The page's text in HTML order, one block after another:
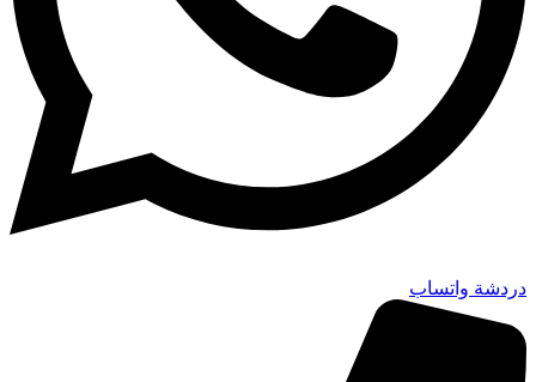
دردشة واتساب